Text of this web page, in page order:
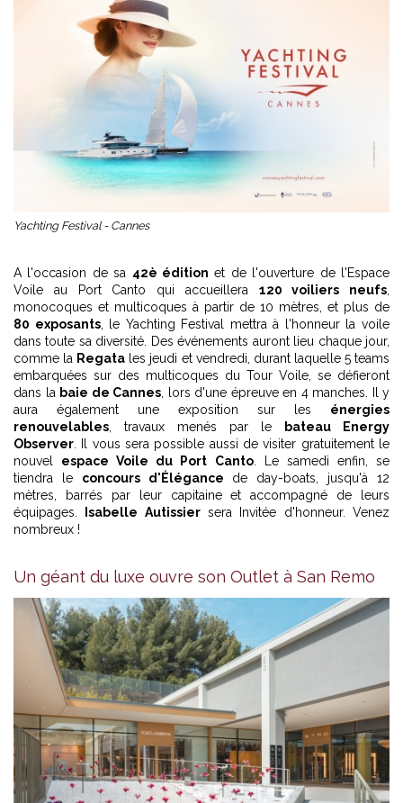
Yachting Festival - Cannes
A l'occasion de sa 42è édition et de l'ouverture de l'Espace
Voile au Port Canto qui accueillera 120 voiliers neufs
monocoques et multicoques à partir de 10 mètres, et plus de
80 exposants, le Yachting Festival mettra à l'honneur la voile
dans toute sa diversité. Des événements auront lieu chaque jour,
comme la Regata les jeudi et vendredi, durant laquelle 5 teams
embarquées sur des multicoques du Tour Voile, se défieront
dans la baie de Cannes , lors d'une épreuve en 4 manches. Il y
aura également une exposition sur les énergies
renouvelables , travaux menés par le
bateau Energy
Observer . Il vous sera possible aussi de visiter gratuitement le
nouvel espace Voile du Port Canto. Le samedi enfin, se
tiendra le concours d'Élégance de day-boats, jusqu'à 12
mètres, barrés par leur capitaine et accompagné de leurs
équipages.
Isabelle Autissiersera Invitée d'honneur. Venez
nombreux !
Un géant du luxe ouvre son Outlet à San Remo